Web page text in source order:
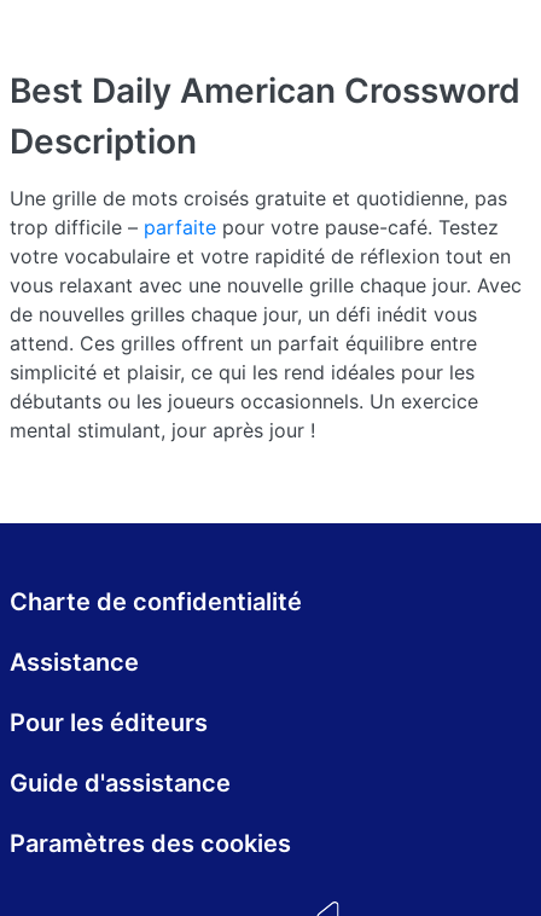
Best Daily American Crossword
Description
Une grille de mots croisés gratuite et quotidienne, pas
trop difficile – parfaite pour votre pause-café. Testez
votre vocabulaire et votre rapidité de réflexion tout en
vous relaxant avec une nouvelle grille chaque jour. Avec
de nouvelles grilles chaque jour, un défi inédit vous
attend. Ces grilles offrent un parfait équilibre entre
simplicité et plaisir, ce qui les rend idéales pour les
débutants ou les joueurs occasionnels. Un exercice
mental stimulant, jour après jour !
Charte de confidentialité
Assistance
Pour les éditeurs
Guide d'assistance
Paramètres des cookies